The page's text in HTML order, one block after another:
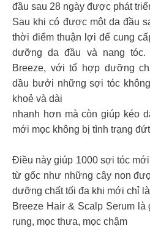
đầu sau 28 ngày được phát
Sau khi có được một da đầu
thời điểm thuận lợi để cung
dưỡng da đầu và nang
Breeze, với tổ hợp dưỡng
dầu bưởi những sợi tóc
khoẻ và dài
nhanh hơn mà còn giúp kéo
mới mọc không bị tình trạng
Điều này giúp 1000 sợi tóc
từ gốc như những cây non
dưỡng chất tối đa khi mới chỉ
Breeze Hair & Scalp Serum
rụng, mọc thưa, mọc chậm